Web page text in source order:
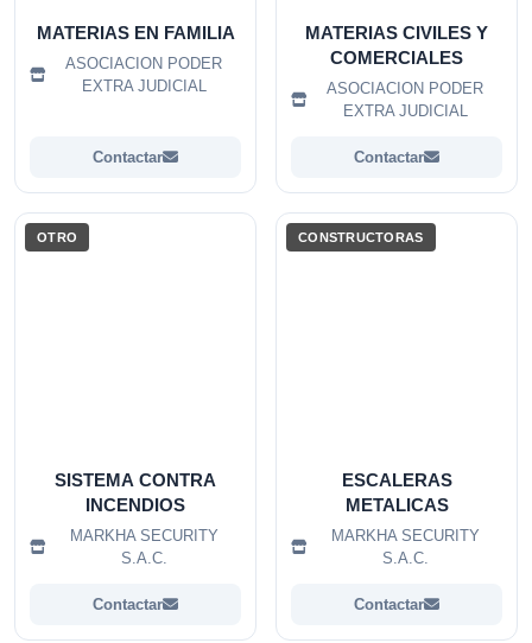
MATERIAS EN FAMILIA
ASOCIACION PODER
EXTRA JUDICIAL
Contactar
MATERIAS CIVILES Y
COMERCIALES
ASOCIACION PODER
EXTRA JUDICIAL
Contactar
OTRO
SISTEMA CONTRA
INCENDIOS
MARKHA SECURITY
S.A.C.
Contactar
CONSTRUCTORAS
ESCALERAS
METALICAS
MARKHA SECURITY
S.A.C.
Contactar